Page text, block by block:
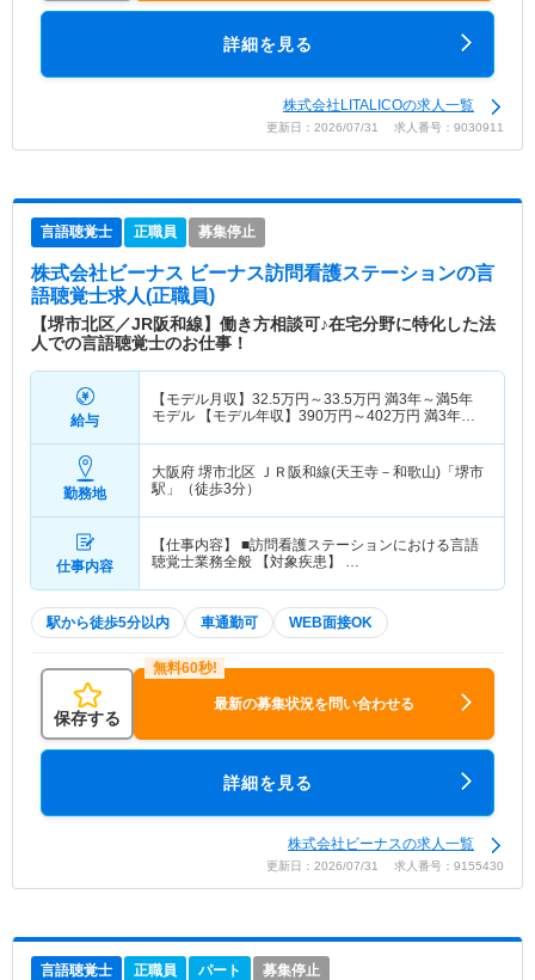
詳細を見る
株式会社LITALICOの求人一覧
更新日：2026/07/31 求人番号：9030911
言語聴覚士 正職員 募集停止
株式会社ビーナス ビーナス訪問看護ステーションの言
語聴覚士求人(正職員)
【堺市北区／JR阪和線】働き方相談可♪在宅分野に特化した法
人での言語聴覚士のお仕事！
給与
【モデル月収】 32.5万円～33.5万円 満3年～満5年
モデル 【モデル年収】 390万円～402万円 満3年～
勤務地
大阪府 堺市北区 ＪＲ阪和線(天王寺－和歌山)「堺市
駅」（徒歩3分）
仕事内容
【仕事内容】 ■訪問看護ステーションにおける言語
聴覚士業務全般 【対象疾患】 …
駅から徒歩5分以内 車通勤可 WEB面接OK
保存する
最新の募集状況を問い合わせる
詳細を見る
株式会社ビーナスの求人一覧
更新日：2026/07/31 求人番号：9155430
言語聴覚士 正職員 パート 募集停止